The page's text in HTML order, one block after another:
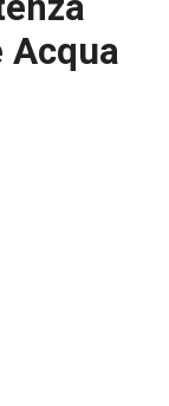
Acqua